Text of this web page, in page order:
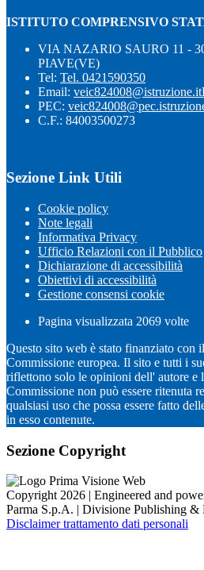
ISTITUTO COMPRENSIVO
VIA NAZARIO SAURO 11 -
PIAVE(VE)
Tel: Tel. 0421590350
Email: veic824008@istruzione.it
PEC:
C.F.: 84003500273
Sezione Link Utili
Cookie policy
Note legali
Informativa Privacy
Ufficio Relazioni con il Pubblico
Dichiarazione di accessibilità
Obiettivi di accessibilità
Gestione consensi cookie
Pagina visualizzata 2069 volte
Questo sito web è stato finanziato con
Commissione europea. Il sito e tutti i
riflettono solo le opinioni dell' autore e
Commissione non può essere ritenuta
qualsiasi uso che possa essere fatto
in esso contenute.
Sezione Copyright
Copyright 2026 | Engineered and
Parma S.p.A. | Divisione Publishing &
Disclaimer trattamento dati personali